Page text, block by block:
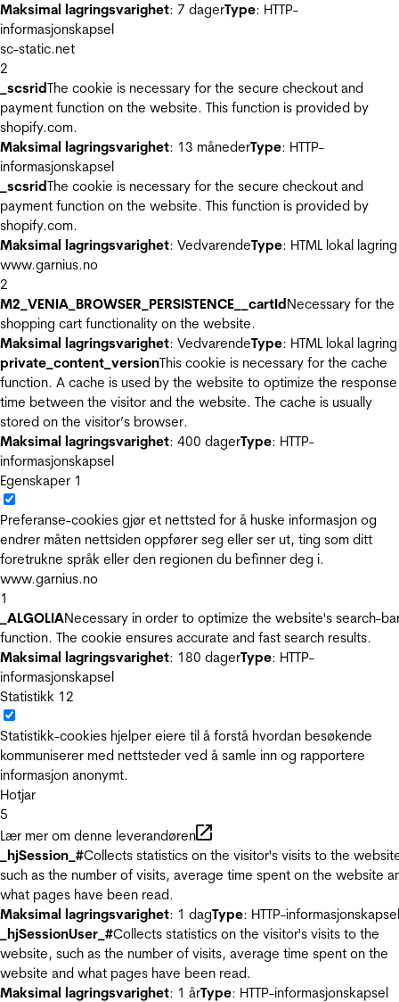
Maksimal lagringsvarighet: 7 dagerType: HTTP-
informasjonskapsel
sc-static.net
2
_scsridThe cookie is necessary for the secure checkout and
payment function on the website. This function is provided by
shopify.com.
Maksimal lagringsvarighet: 13 månederType: HTTP-
informasjonskapsel
_scsridThe cookie is necessary for the secure checkout and
payment function on the website. This function is provided by
shopify.com.
Maksimal lagringsvarighet: VedvarendeType: HTML lokal lagring
www.garnius.no
2
M2_VENIA_BROWSER_PERSISTENCE__cartIdNecessary for the
shopping cart functionality on the website.
Maksimal lagringsvarighet: VedvarendeType: HTML lokal lagring
private_content_versionThis cookie is necessary for the cache
function. A cache is used by the website to optimize the response
time between the visitor and the website. The cache is usually
stored on the visitor’s browser.
Maksimal lagringsvarighet: 400 dagerType: HTTP-
informasjonskapsel
Egenskaper 1
Preferanse-cookies gjør et nettsted for å huske informasjon og
endrer måten nettsiden oppfører seg eller ser ut, ting som ditt
foretrukne språk eller den regionen du befinner deg i.
www.garnius.no
1
_ALGOLIANecessary in order to optimize the website's search-
function. The cookie ensures accurate and fast search results.
Maksimal lagringsvarighet: 180 dagerType: HTTP-
informasjonskapsel
Statistikk 12
Statistikk-cookies hjelper eiere til å forstå hvordan besøkende
kommuniserer med nettsteder ved å samle inn og rapportere
informasjon anonymt.
Hotjar
5
Lær mer om denne leverandøren
_hjSession_#Collects statistics on the visitor's visits to the
such as the number of visits, average time spent on the website
what pages have been read.
Maksimal lagringsvarighet: 1 dagType: HTTP-informasjonskapsel
_hjSessionUser_#Collects statistics on the visitor's visits to the
website, such as the number of visits, average time spent on the
website and what pages have been read.
Maksimal lagringsvarighet: 1 årType: HTTP-informasjonskapsel